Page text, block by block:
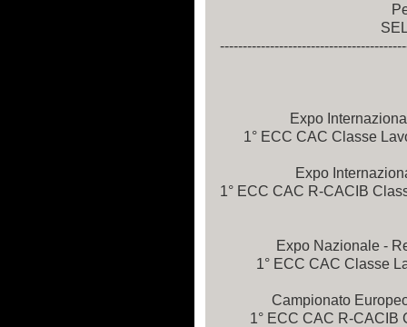
Expo
1° ECC CAC Classe
Expo
1° ECC CAC R-CACIB
Expo Nazionale -
1° ECC CAC Classe
Campionato
1° ECC CAC R-CACIB